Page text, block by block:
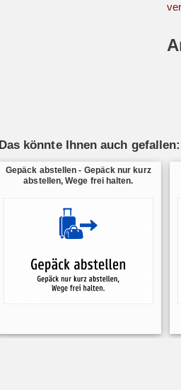
Das könnte Ihnen auch gefallen:
Gepäck abstellen - Gepäck nur kurz
abstellen, Wege frei halten.